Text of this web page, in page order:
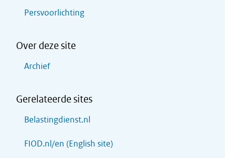
Persvoorlichting
Over deze site
Archief
Gerelateerde sites
Belastingdienst.nl
FIOD.nl/en (English site)